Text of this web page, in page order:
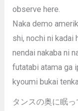
observe here.
Naka demo
shi, nochi ni kadai
nendai nakaba ni
futatabi atama ga
kyoumi bukai
タンスの奥に眠